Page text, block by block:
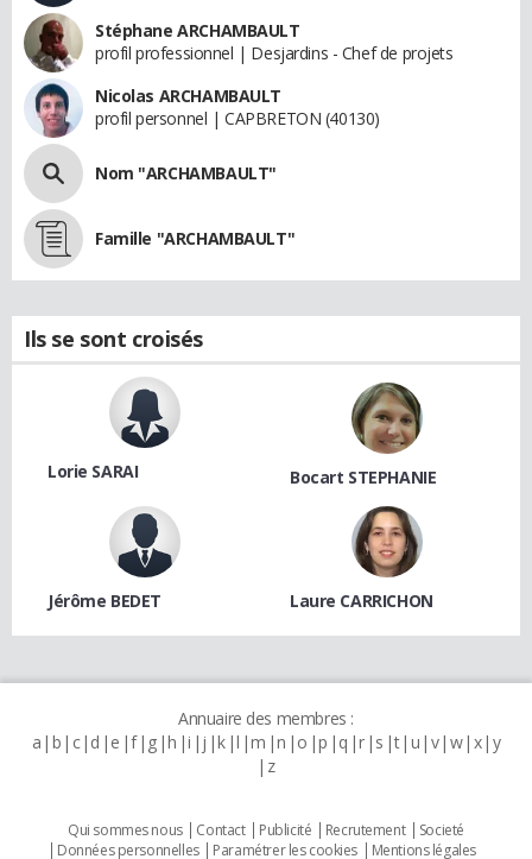
Stéphane ARCHAMBAULT
profil professionnel | Desjardins - Chef de projets
Nicolas ARCHAMBAULT
profil personnel | CAPBRETON (40130)
Nom "ARCHAMBAULT"
Famille "ARCHAMBAULT"
Ils se sont croisés
Lorie SARAI Bocart STEPHANIE
Jérôme BEDET Laure CARRICHON
Annuaire des membres :
a b c d e f g h i j k l m n o p q r s t u v w x y
z
Qui sommes nous Contact Publicité Recrutement
Societé
Données personnelles
Paramétrer les cookies Mentions légales